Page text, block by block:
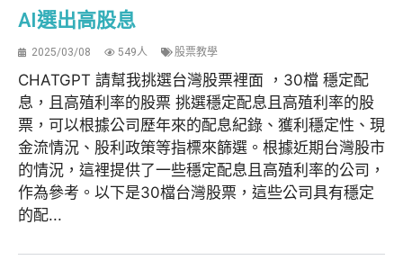
AI選出高股息
2025/03/08 549人 股票教學
CHATGPT 請幫我挑選台灣股票裡面 ，30檔 穩定配
息，且高殖利率的股票 挑選穩定配息且高殖利率的股
票，可以根據公司歷年來的配息紀錄、獲利穩定性、現
金流情況、股利政策等指標來篩選。根據近期台灣股市
的情況，這裡提供了一些穩定配息且高殖利率的公司，
作為參考。以下是30檔台灣股票，這些公司具有穩定
的配...